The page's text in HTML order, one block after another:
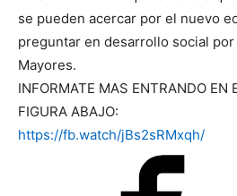
se pueden acercar por el nuevo
preguntar en desarrollo social
Mayores.
INFORMATE MAS ENTRANDO EN
FIGURA ABAJO:
https://fb.watch/jBs2sRMxqh/